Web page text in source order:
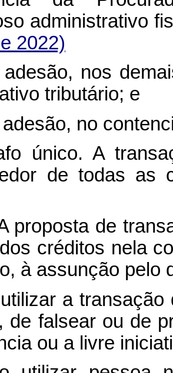
2022)
nos
tributário; e
no
único. A
de todas as
proposta de
créditos nela
à assunção pelo
a
de falsear ou de
ou a livre